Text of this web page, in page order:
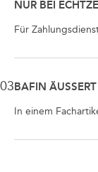
NUR BEI
Für
03 BAFIN
In einem